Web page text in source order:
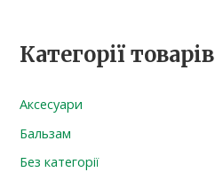
Категорії товарів
Аксесуари
Бальзам
Без категорії